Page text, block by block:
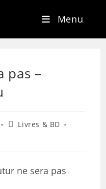
Menu
pas –
Livres & BD
ne sera pas